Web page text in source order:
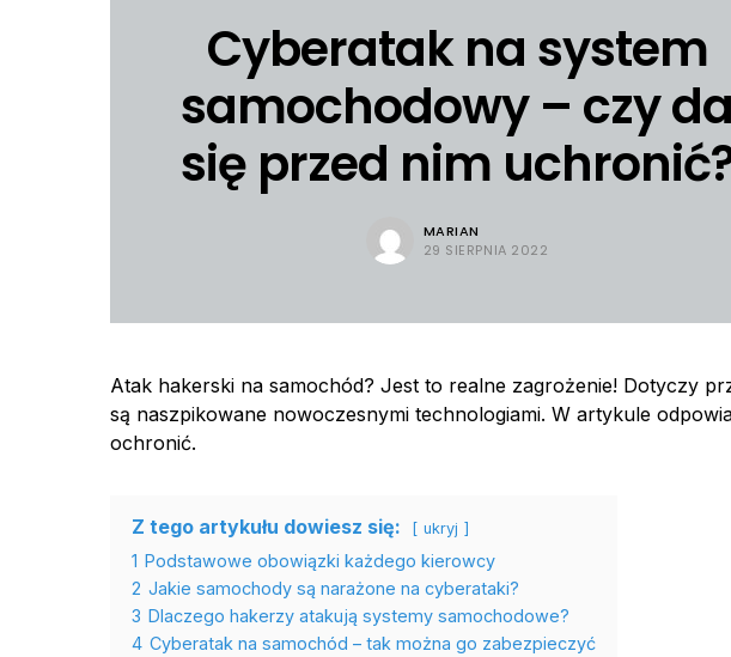
Cyberatak na system
samochodowy – czy da
się przed nim
MARIAN
29 SIERPNIA 2022
Atak hakerski na samochód? Jest to realne zagrożenie! Dotyczy
są naszpikowane nowoczesnymi technologiami. W artykule
ochronić.
Z tego artykułu dowiesz się: ukryj
1 Podstawowe obowiązki każdego kierowcy
2 Jakie samochody są narażone na cyberataki?
3 Dlaczego hakerzy atakują systemy samochodowe?
4 Cyberatak na samochód – tak można go zabezpieczyć